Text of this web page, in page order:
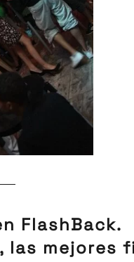
FlashBack.
las